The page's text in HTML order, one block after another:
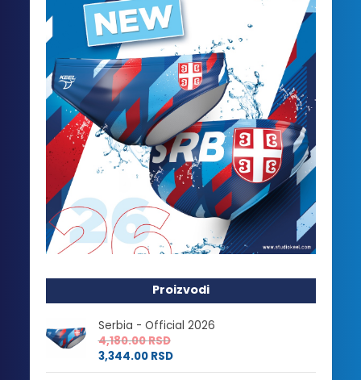
Proizvodi
Serbia - Official 2026
4,180.00RSD
3,344.00 RSD